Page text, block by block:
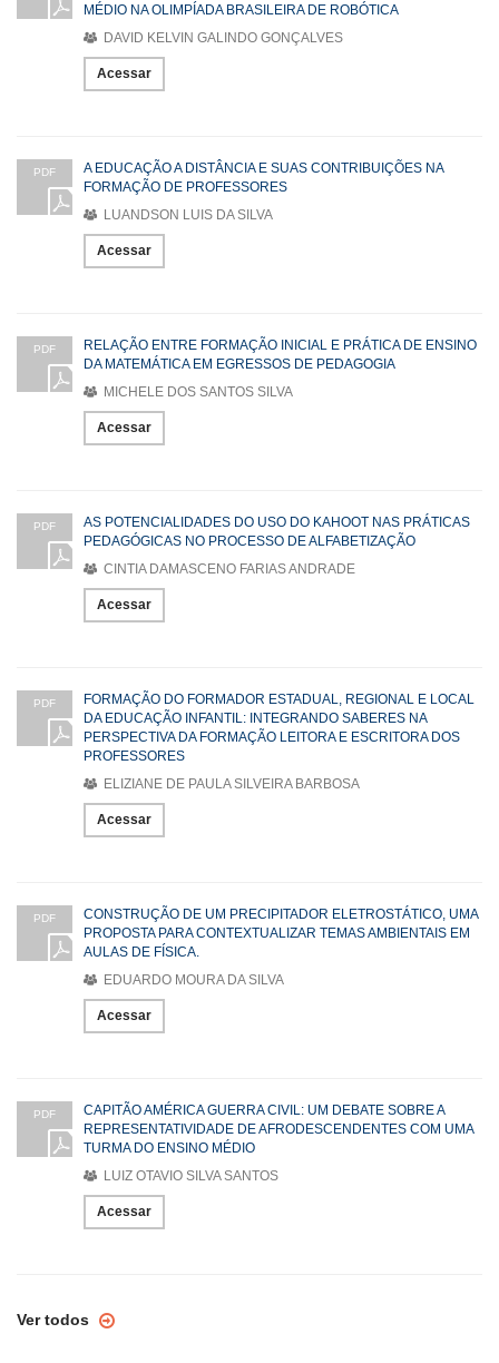
MÉDIO NA OLIMPÍADA BRASILEIRA DE ROBÓTICA
DAVID KELVIN GALINDO GONÇALVES
Acessar
PDF
A EDUCAÇÃO A DISTÂNCIA E SUAS CONTRIBUIÇÕES NA
FORMAÇÃO DE PROFESSORES
LUANDSON LUIS DA SILVA
Acessar
PDF
RELAÇÃO ENTRE FORMAÇÃO INICIAL E PRÁTICA DE ENSINO
DA MATEMÁTICA EM EGRESSOS DE PEDAGOGIA
MICHELE DOS SANTOS SILVA
Acessar
PDF
AS POTENCIALIDADES DO USO DO KAHOOT NAS PRÁTICAS
PEDAGÓGICAS NO PROCESSO DE ALFABETIZAÇÃO
CINTIA DAMASCENO FARIAS ANDRADE
Acessar
PDF
FORMAÇÃO DO FORMADOR ESTADUAL, REGIONAL E LOCAL
DA EDUCAÇÃO INFANTIL: INTEGRANDO SABERES NA
PERSPECTIVA DA FORMAÇÃO LEITORA E ESCRITORA DOS
PROFESSORES
ELIZIANE DE PAULA SILVEIRA BARBOSA
Acessar
PDF
CONSTRUÇÃO DE UM PRECIPITADOR ELETROSTÁTICO, UMA
PROPOSTA PARA CONTEXTUALIZAR TEMAS AMBIENTAIS EM
AULAS DE FÍSICA.
EDUARDO MOURA DA SILVA
Acessar
PDF
CAPITÃO AMÉRICA GUERRA CIVIL: UM DEBATE SOBRE A
REPRESENTATIVIDADE DE AFRODESCENDENTES COM UMA
TURMA DO ENSINO MÉDIO
LUIZ OTAVIO SILVA SANTOS
Acessar
Ver todos